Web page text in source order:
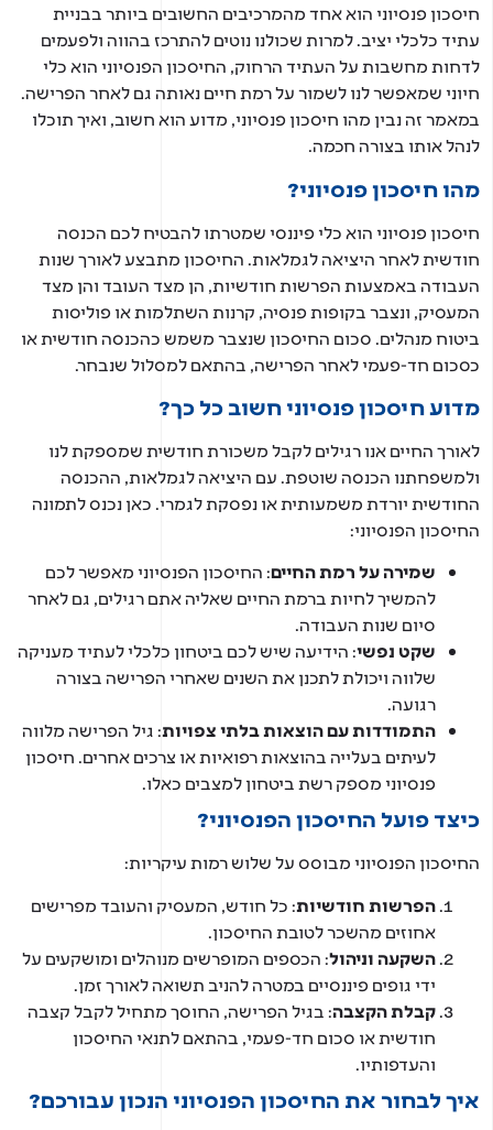
פנסיוני הוא אחד מהמרכיבים החשובים ביותר בבניית
כלכלי יציב. למרות שכולנו נוטים להתרכז בהווה ולפעמים
מחשבות על העתיד הרחוק, החיסכון הפנסיוני הוא כלי
שמאפשר לנו לשמור על רמת חיים נאותה גם לאחר הפרישה.
זה נבין מהו חיסכון פנסיוני, מדוע הוא חשוב, ואיך תוכלו
אותו בצורה חכמה.
חיסכון פנסיוני?
פנסיוני הוא כלי פיננסי שמטרתו להבטיח לכם הכנסה
לאחר היציאה לגמלאות. החיסכון מתבצע לאורך שנות
באמצעות הפרשות חודשיות, הן מצד העובד והן מצד
ונצבר בקופות פנסיה, קרנות השתלמות או פוליסות
מנהלים. סכום החיסכון שנצבר משמש כהכנסה חודשית או
חד-פעמי לאחר הפרישה, בהתאם למסלול שנבחר.
חיסכון פנסיוני חשוב כל כך?
החיים אנו רגילים לקבל משכורת חודשית שמספקת לנו
הכנסה שוטפת. עם היציאה לגמלאות, ההכנסה
יורדת משמעותית או נפסקת לגמרי. כאן נכנס לתמונה
הפנסיוני:
שמירה על רמת החיים: החיסכון הפנסיוני מאפשר לכם
להמשיך לחיות ברמת החיים שאליה אתם רגילים, גם לאחר
סיום שנות העבודה.
שקט נפשי: הידיעה שיש לכם ביטחון כלכלי לעתיד מעניקה
שלווה ויכולת לתכנן את השנים שאחרי הפרישה בצורה
רגועה.
התמודדות עם הוצאות בלתי צפויות: גיל הפרישה מלווה
לעיתים בעלייה בהוצאות רפואיות או צרכים אחרים. חיסכון
פנסיוני מספק רשת ביטחון למצבים כאלו.
פועל החיסכון הפנסיוני?
הפנסיוני מבוסס על שלוש רמות עיקריות:
הפרשות חודשיות: כל חודש, המעסיק והעובד מפרישים
אחוזים מהשכר לטובת החיסכון.
השקעה וניהול: הכספים המופרשים מנוהלים ומושקעים על
ידי גופים פיננסיים במטרה להניב תשואה לאורך זמן.
קבלת הקצבה: בגיל הפרישה, החוסך מתחיל לקבל קצבה
חודשית או סכום חד-פעמי, בהתאם לתנאי החיסכון
והעדפותיו.
לבחור את החיסכון הפנסיוני הנכון עבורכם?